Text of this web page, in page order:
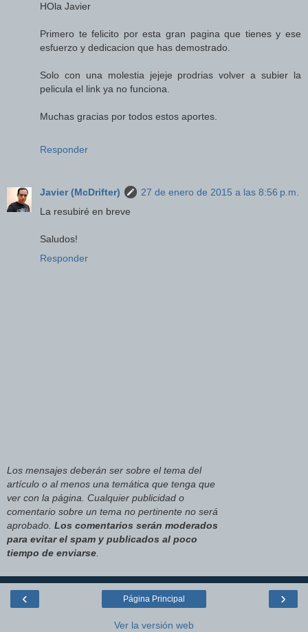
HOla Javier
Primero te felicito por esta gran pagina que tienes y ese
esfuerzo y dedicacion que has demostrado.
Solo con una molestia jejeje prodrias volver a subier la
pelicula el link ya no funciona.
Muchas gracias por todos estos aportes.
Responder
Javier (McDrifter)
27 de enero de 2015 a las 8:56 p.m.
La resubiré en breve
Saludos!
Responder
Los mensajes deberán ser sobre el tema del
artículo o al menos una temática que tenga que
ver con la página. Cualquier publicidad o
comentario sobre un tema no pertinente no será
aprobado. Los comentarios serán moderados
para evitar el spam y publicados al poco
tiempo de enviarse
‹ ›
Página Principal
Ver la versión web